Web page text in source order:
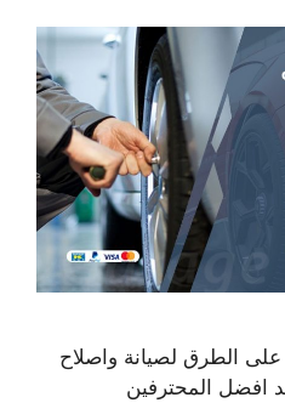
الطرق لصيانة واصلاح
افضل المحترفين